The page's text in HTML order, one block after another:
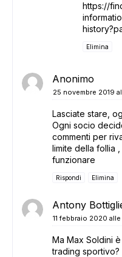
https://
Elimina
Anonimo
25 novembre 2019
Lasciate stare,
Ogni socio
commenti per
limite della follia
funzionare
Rispondi Elimina
Antony
11 febbraio 2020
Ma Max Soldini
trading